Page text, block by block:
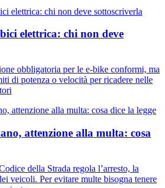
elettrica: chi non deve
obbligatoria per le e-bike conformi, ma
di potenza o velocità per ricadere nelle
attenzione alla multa: cosa
della Strada regola l’arresto, la
veicoli. Per evitare multe bisogna tenere